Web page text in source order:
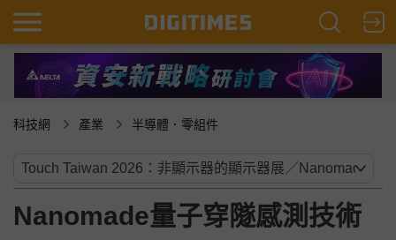
科技網 產業 半導體．零組件
Nanomade量子穿隧感測技術